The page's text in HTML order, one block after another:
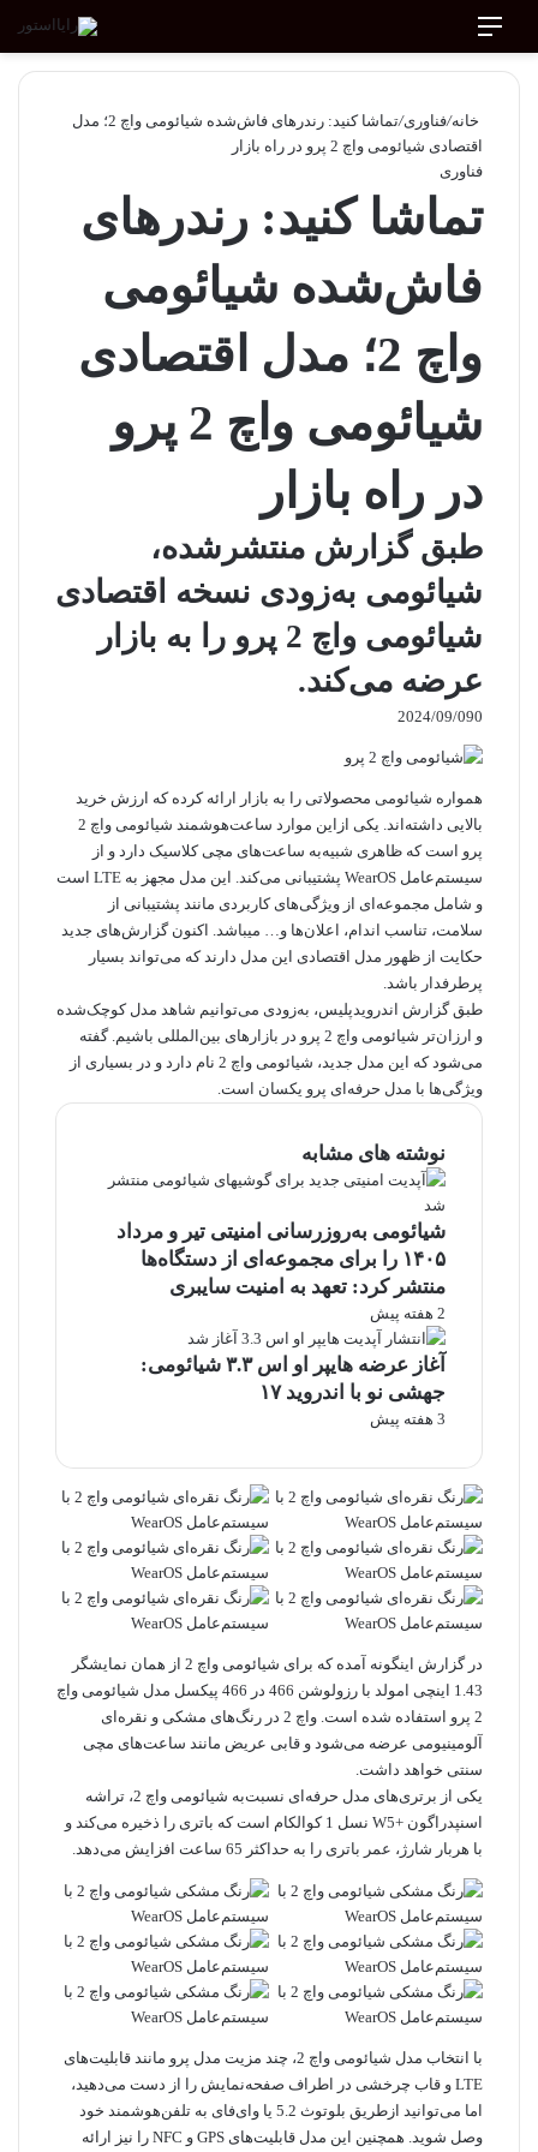
منو
خانه/فناوری/
تماشا کنید: رندرهای فاش‌شده شیائومی واچ 2؛ مدل
اقتصادی شیائومی واچ 2 پرو در راه بازار
فناوری
تماشا کنید: رندرهای
فاش‌شده شیائومی
واچ 2؛ مدل اقتصادی
شیائومی واچ 2 پرو
در راه بازار
طبق گزارش منتشرشده،
شیائومی به‌زودی نسخه اقتصادی
شیائومی واچ 2 پرو را به بازار
عرضه می‌کند.
2024/09/090
همواره شیائومی محصولاتی را به بازار ارائه کرده که ارزش خرید
بالایی داشته‌اند. یکی ازاین موارد ساعت‌هوشمند شیائومی واچ 2
پرو است که ظاهری شبیه‌به ساعت‌های مچی کلاسیک دارد و از
سیستم‌عامل WearOS پشتیبانی می‌کند. این مدل مجهز به LTE است
و شامل مجموعه‌ای از ویژگی‌های کاربردی مانند پشتیبانی از
سلامت، تناسب اندام، اعلان‌ها و… میباشد. اکنون گزارش‌های جدید
حکایت از ظهور مدل اقتصادی این مدل دارند که می‌تواند بسیار
پرطرفدار باشد.
طبق گزارش اندرویدپلیس، به‌زودی می‌توانیم شاهد مدل کوچک‌شده
و ارزان‌تر شیائومی واچ 2 پرو در بازارهای بین‌المللی باشیم. گفته
می‌شود که این مدل جدید، شیائومی واچ 2 نام دارد و در بسیاری از
ویژگی‌ها با مدل حرفه‌ای پرو یکسان است.
نوشته های مشابه
شیائومی به‌روزرسانی امنیتی تیر و مرداد
۱۴۰۵ را برای مجموعه‌ای از دستگاه‌ها
منتشر کرد: تعهد به امنیت سایبری
2 هفته پیش
آغاز عرضه هایپر او اس ۳.۳ شیائومی:
جهشی نو با اندروید ۱۷
3 هفته پیش
در گزارش اینگونه آمده که برای شیائومی واچ 2 از همان نمایشگر
1.43 اینچی امولد با رزولوشن 466 در 466 پیکسل مدل شیائومی واچ
2 پرو استفاده شده است. واچ 2 در رنگ‌های مشکی و نقره‌ای
آلومینیومی عرضه می‌شود و قابی عریض مانند ساعت‌های مچی
سنتی خواهد داشت.
یکی از برتری‌های مدل حرفه‌ای نسبت‌به شیائومی واچ 2، تراشه
اسنپدراگون +W5 نسل 1 کوالکام است که باتری را ذخیره می‌کند و
با هربار شارژ، عمر باتری را به حداکثر 65 ساعت افزایش می‌دهد.
با انتخاب مدل شیائومی واچ 2، چند مزیت مدل پرو مانند قابلیت‌های
LTE و قاب چرخشی در اطراف صفحه‌نمایش را از دست می‌دهید،
اما می‌توانید ازطریق بلوتوث 5.2 یا وای‌فای به تلفن‌هوشمند خود
وصل شوید. همچنین این مدل قابلیت‌های GPS و NFC را نیز ارائه